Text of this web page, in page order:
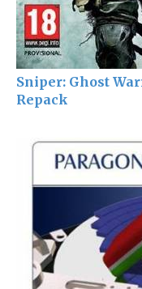
Sniper: Ghost
Repack